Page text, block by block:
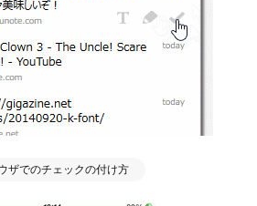
ザでのチェックの付け方